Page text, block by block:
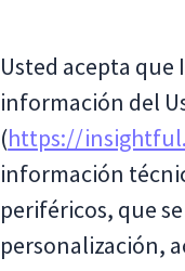
Usted acepta
información del
(https://
información
periféricos, que
personalización,